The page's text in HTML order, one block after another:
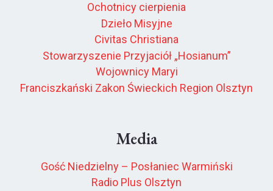
Ochotnicy cierpienia
Dzieło Misyjne
Civitas Christiana
Stowarzyszenie Przyjaciół „Hosianum”
Wojownicy Maryi
Franciszkański Zakon Świeckich Region Olsztyn
Media
Gość Niedzielny – Posłaniec Warmiński
Radio Plus Olsztyn